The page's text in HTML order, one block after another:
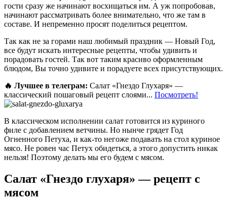
гости сразу же начинают восхищаться им. А уж попробовав,
начинают рассматривать более внимательно, что же там в
составе. И непременно просят поделиться рецептом.
Так как не за горами наш любимый праздник — Новый Год,
все будут искать интересные рецепты, чтобы удивить и
порадовать гостей. Так вот таким красиво оформленным
блюдом, Вы точно удивите и порадуете всех присутствующих.
🔥 Лучшее в телеграм: Салат «Гнездо Глухаря» —
классический пошаговый рецепт слоями... Посмотреть!
В классическом исполнении салат готовится из куриного
филе с добавлением ветчины. Но нынче грядет Год
Огненного Петуха, и как-то негоже подавать на стол куриное
мясо. Не ровен час Петух обидеться, а этого допустить никак
нельзя! Поэтому делать мы его будем с мясом.
Салат «Гнездо глухаря» — рецепт с
мясом